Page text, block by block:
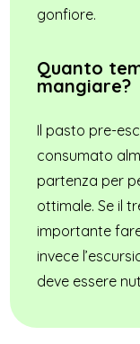
gonfiore.
Quanto
mangiare?
Il pasto pre-
consumato
partenza per
ottimale. Se il
importante
invece
deve essere